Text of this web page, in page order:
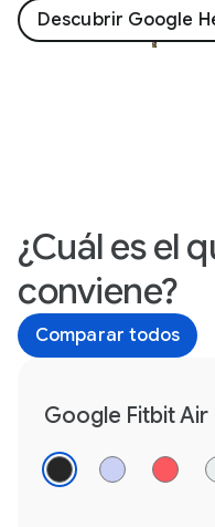
Descubrir Google
¿Cuál es el
conviene?
Comparar todos
Google Fitbit Air